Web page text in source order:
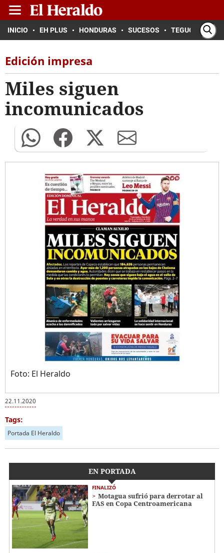
INICIO EH PLUS HONDURAS SUCESOS TEGUCIGALPA
Edición impresa
Miles siguen
incomunicados
Foto: El Heraldo
22.11.2020
Tags:
Portada El Heraldo
EN PORTADA
FINALIZÓ
Motagua sufrió para derrotar al
FAS en Copa Centroamericana